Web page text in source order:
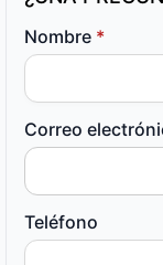
Nombre *
Correo
Teléfono